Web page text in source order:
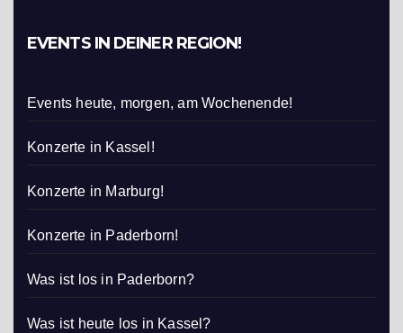
EVENTS IN DEINER REGION!
Events heute, morgen, am Wochenende!
Konzerte in Kassel!
Konzerte in Marburg!
Konzerte in Paderborn!
Was ist los in Paderborn?
Was ist heute los in Kassel?